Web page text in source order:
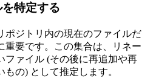
特定する
ポジトリ内の現在のファイルだ
重要です。この集合は、リネー
ファイル (その後に再追加や再
の) として推定します。